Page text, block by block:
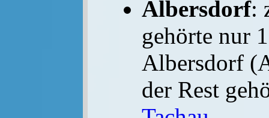
Albersdorf:
gehörte nur
Albersdorf
der Rest